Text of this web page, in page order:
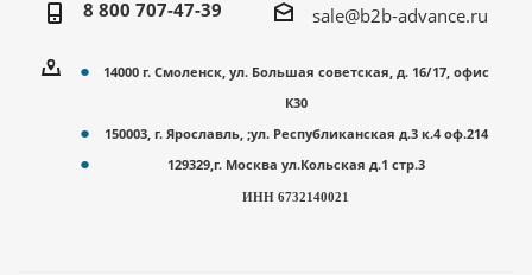
8 800 707-47-39 sale@b2b-advance.ru
14000 г. Смоленск, ул. Большая советская, д. 16/17, офис
К30
150003, г. Ярославль, ;ул. Республиканская д.3 к.4 оф.214
129329,г. Москва ул.Кольская д.1 стр.3
ИНН 6732140021